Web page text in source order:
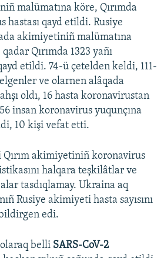
malümatına köre, Qırımda
hastası qayd etildi. Rusiye
akimiyetiniñ malümatına
Qırımda 1323 yañı
etildi. 74-ü çetelden keldi, 111-
ve olarnen alâqada
oldı, 16 hasta koronavirustan
insan koronavirus yuqunçına
10 kişi vefat etti.
akimiyetiniñ koronavirus
halqara teşkilâtlar ve
tasdıqlamay. Ukraina aq
Rusiye akimiyeti hasta sayısını
edi.
olaraq belli SARS-CoV-2